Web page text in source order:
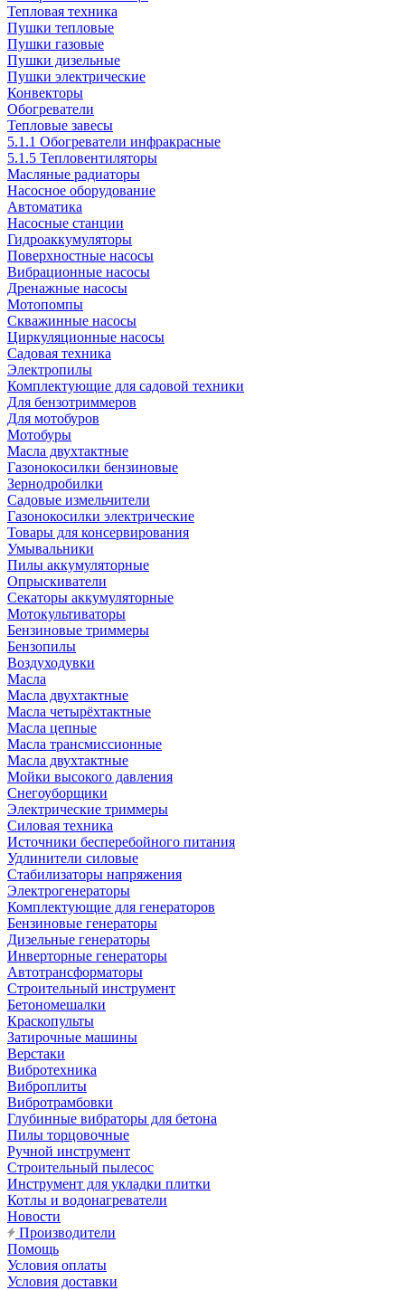
Тепловая техника
Пушки тепловые
Пушки газовые
Пушки дизельные
Пушки электрические
Конвекторы
Обогреватели
Тепловые завесы
5.1.1 Обогреватели инфракрасные
5.1.5 Тепловентиляторы
Масляные радиаторы
Насосное оборудование
Автоматика
Насосные станции
Гидроаккумуляторы
Поверхностные насосы
Вибрационные насосы
Дренажные насосы
Мотопомпы
Скважинные насосы
Циркуляционные насосы
Садовая техника
Электропилы
Комплектующие для садовой техники
Для бензотриммеров
Для мотобуров
Мотобуры
Масла двухтактные
Газонокосилки бензиновые
Зернодробилки
Садовые измельчители
Газонокосилки электрические
Товары для консервирования
Умывальники
Пилы аккумуляторные
Опрыскиватели
Секаторы аккумуляторные
Мотокультиваторы
Бензиновые триммеры
Бензопилы
Воздуходувки
Масла
Масла двухтактные
Масла четырёхтактные
Масла цепные
Масла трансмиссионные
Масла двухтактные
Мойки высокого давления
Снегоуборщики
Электрические триммеры
Силовая техника
Источники бесперебойного питания
Удлинители силовые
Стабилизаторы напряжения
Электрогенераторы
Комплектующие для генераторов
Бензиновые генераторы
Дизельные генераторы
Инверторные генераторы
Автотрансформаторы
Строительный инструмент
Бетономешалки
Краскопульты
Затирочные машины
Верстаки
Вибротехника
Виброплиты
Вибротрамбовки
Глубинные вибраторы для бетона
Пилы торцовочные
Ручной инструмент
Строительный пылесос
Инструмент для укладки плитки
Котлы и водонагреватели
Новости
Производители
Помощь
Условия оплаты
Условия доставки